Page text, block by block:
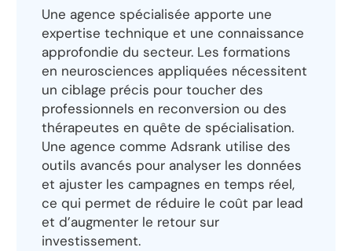
Une agence spécialisée apporte une
expertise technique et une connaissance
approfondie du secteur. Les formations
en neurosciences appliquées nécessitent
un ciblage précis pour toucher des
professionnels en reconversion ou des
thérapeutes en quête de spécialisation.
Une agence comme Adsrank utilise des
outils avancés pour analyser les données
et ajuster les campagnes en temps réel,
ce qui permet de réduire le coût par lead
et d’augmenter le retour sur
investissement.